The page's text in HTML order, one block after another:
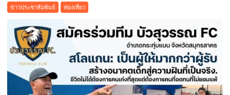
ปี
นี้
บุฟเฟต์
มื้อ
กลาง
ข่าวประชาสัมพันธ์ ท่องเที่ยว